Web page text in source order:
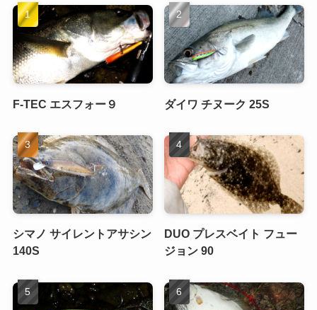
F-TEC エスフォー９ ダイワ チヌーク 25S
シマノ サイレントアサシン
140S
DUO プレスベイト フュー
ジョン 90